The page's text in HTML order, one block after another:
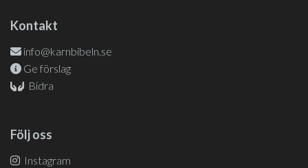
Kontakt
info@karnbibeln.se
Ge förslag
Bidra
Följ oss
Instagram